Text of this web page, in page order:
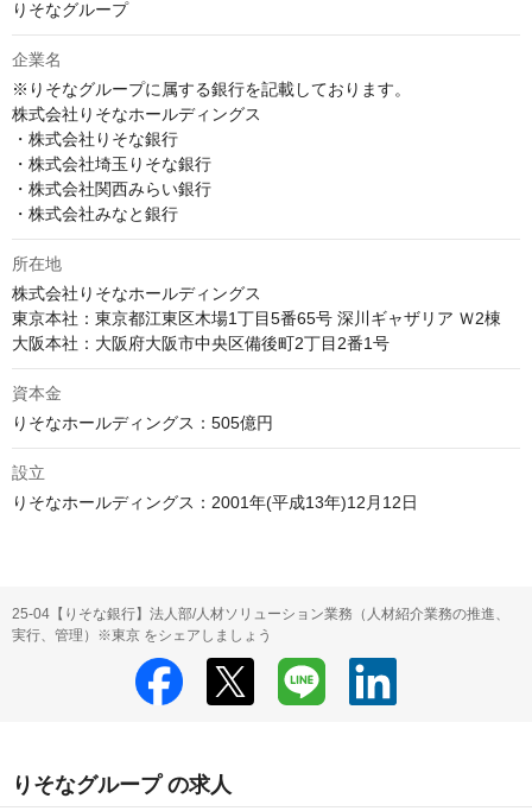
りそなグループ
企業名
※りそなグループに属する銀行を記載しております。
株式会社りそなホールディングス
・株式会社りそな銀行
・株式会社埼玉りそな銀行
・株式会社関西みらい銀行
・株式会社みなと銀行
所在地
株式会社りそなホールディングス
東京本社：東京都江東区木場1丁目5番65号 深川ギャザリア Ｗ2棟
資本金
設立
りそなホールディングス：2001年(平成13年)12月12日
25-04【りそな銀行】法人部/人材ソリューション業務（人材紹介業務の推進、
実行、管理）※東京 をシェアしましょう
りそなグループ の求人